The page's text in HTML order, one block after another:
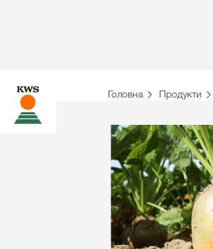
Головна Продукти